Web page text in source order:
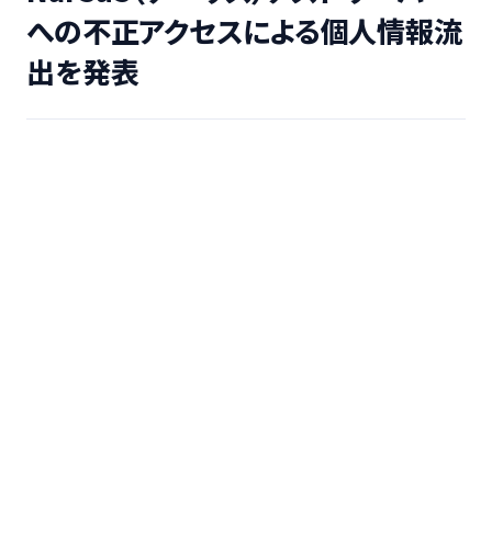
への不正アクセスによる個人情報流
出を発表